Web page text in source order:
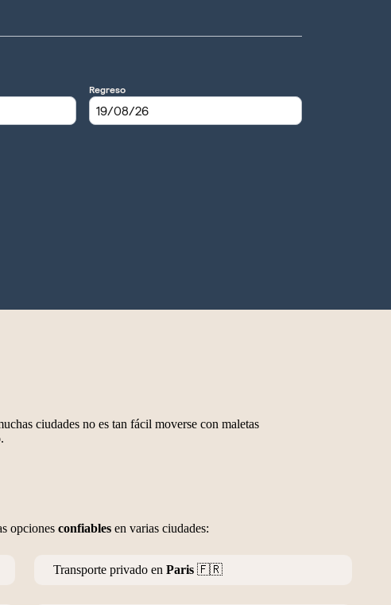
ciudades no es tan fácil moverse con maletas
.
opciones confiablesen varias ciudades:
Transporte privado enParis 🇫🇷